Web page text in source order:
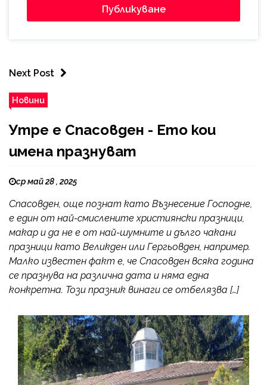
Next Post
Новини
Утре е Спасовден - Ето кои
имена празнуват
ср май 28 , 2025
Спасовден, още познат като Възнесение Господне,
е един от най-смислените християнски празници,
макар и да не е от най-шумните и дълго чакани
празници като Великден или Гергьовден, например.
Малко известен факт е, че Спасовден всяка година
се празнува на различна дата и няма една
конкретна. Този празник винаги се отбелязва […]